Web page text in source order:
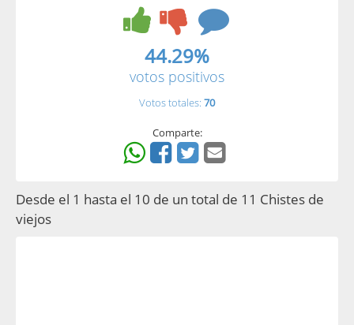
44.29%
votos positivos
Votos totales: 70
Comparte:
Desde el 1 hasta el 10 de un total de 11 Chistes de
viejos